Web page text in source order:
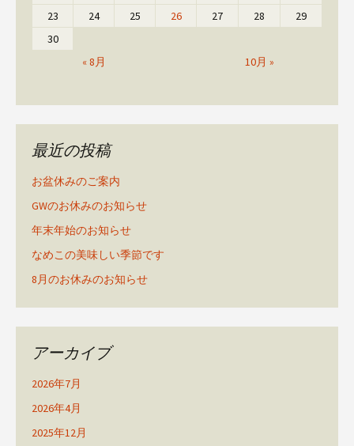
« 8月 10月 »
23
24 25 26 27 28
29
30
最近の投稿
お盆休みのご案内
GWのお休みのお知らせ
年末年始のお知らせ
なめこの美味しい季節です
8月のお休みのお知らせ
アーカイブ
2026年7月
2026年4月
2025年12月